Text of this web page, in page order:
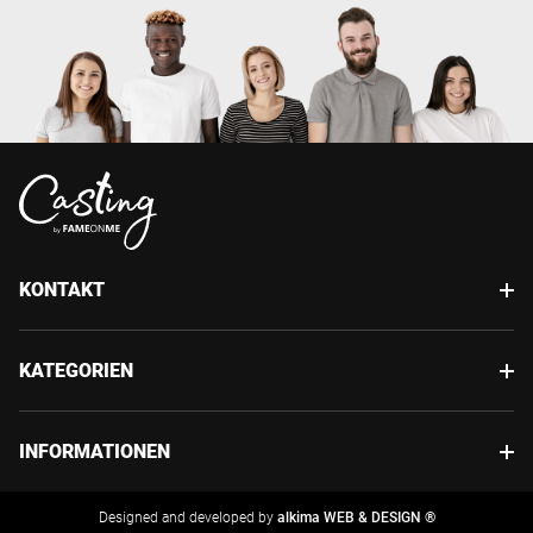
KONTAKT
KATEGORIEN
INFORMATIONEN
Designed and developed by alkima WEB & DESIGN ®